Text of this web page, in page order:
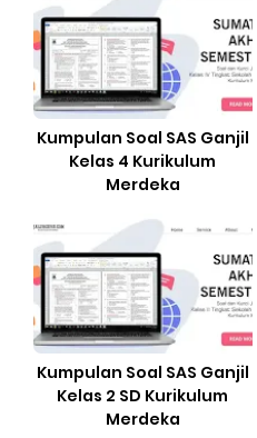
Kumpulan Soal SAS Ganjil
Kelas 4 Kurikulum
Merdeka
Kumpulan Soal SAS Ganjil
Kelas 2 SD Kurikulum
Merdeka